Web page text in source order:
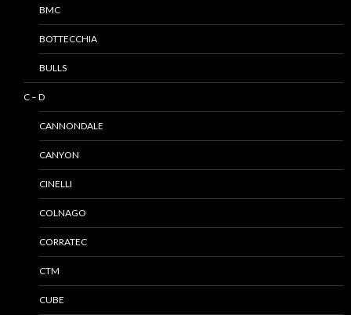
BMC
BOTTECCHIA
BULLS
C – D
CANNONDALE
CANYON
CINELLI
COLNAGO
CORRATEC
CTM
CUBE